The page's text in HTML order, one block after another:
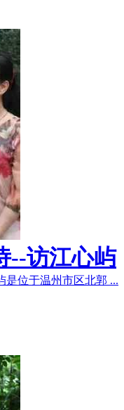
--访江心屿
位于温州市区北郭 ...